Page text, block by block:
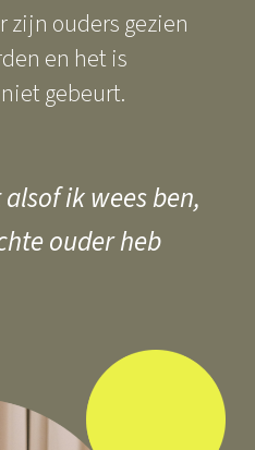
zijn ouders gezien
en het is
gebeurt.
ik wees ben,
ouder heb